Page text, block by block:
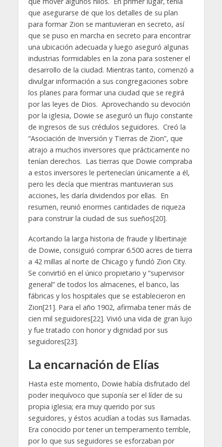
que asegurarse de que los detalles de su plan
para formar Zion se mantuvieran en secreto, así
que se puso en marcha en secreto para encontrar
una ubicación adecuada y luego aseguró algunas
industrias formidables en la zona para sostener el
desarrollo de la ciudad. Mientras tanto, comenzó a
divulgar información a sus congregaciones sobre
los planes para formar una ciudad que se regirá
por las leyes de Dios. Aprovechando su devoción
por la iglesia, Dowie se aseguró un flujo constante
de ingresos de sus crédulos seguidores. Creó la
“Asociación de Inversión y Tierras de Zion”, que
atrajo a muchos inversores que prácticamente no
tenían derechos. Las tierras que Dowie compraba
a estos inversores le pertenecían únicamente a él,
pero les decía que mientras mantuvieran sus
acciones, les daría dividendos por ellas. En
resumen, reunió enormes cantidades de riqueza
para construir la ciudad de sus sueños[20].
Acortando la larga historia de fraude y libertinaje
de Dowie, consiguió comprar 6.500 acres de tierra
a 42 millas al norte de Chicago y fundó Zion City.
Se convirtió en el único propietario y “supervisor
general” de todos los almacenes, el banco, las
fábricas y los hospitales que se establecieron en
Zion[21]. Para el año 1902, afirmaba tener más de
cien mil seguidores[22]. Vivió una vida de gran lujo
y fue tratado con honor y dignidad por sus
seguidores[23].
La encarnación de Elías
Hasta este momento, Dowie había disfrutado del
poder inequívoco que suponía ser el líder de su
propia iglesia; era muy querido por sus
seguidores, y éstos acudían a todas sus llamadas.
Era conocido por tener un temperamento terrible,
por lo que sus seguidores se esforzaban por